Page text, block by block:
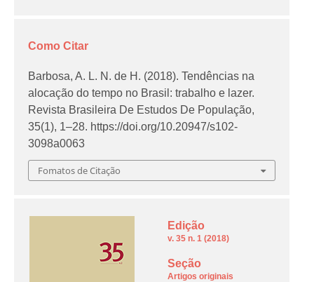
Como Citar
Barbosa, A. L. N. de H. (2018). Tendências na
alocação do tempo no Brasil: trabalho e lazer.
Revista Brasileira De Estudos De População,
35(1), 1–28. https://doi.org/10.20947/s102-
3098a0063
Fomatos de Citação
Edição
v. 35 n. 1 (2018)
Seção
Artigos originais